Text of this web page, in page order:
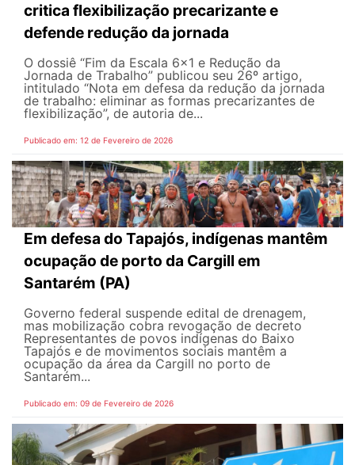
critica flexibilização precarizante e
defende redução da jornada
O dossiê “Fim da Escala 6×1 e Redução da
Jornada de Trabalho” publicou seu 26º artigo,
intitulado “Nota em defesa da redução da jornada
de trabalho: eliminar as formas precarizantes de
flexibilização”, de autoria de...
Publicado em: 12 de Fevereiro de 2026
Em defesa do Tapajós, indígenas mantêm
ocupação de porto da Cargill em
Santarém (PA)
Governo federal suspende edital de drenagem,
mas mobilização cobra revogação de decreto
Representantes de povos indígenas do Baixo
Tapajós e de movimentos sociais mantêm a
ocupação da área da Cargill no porto de
Santarém...
Publicado em: 09 de Fevereiro de 2026